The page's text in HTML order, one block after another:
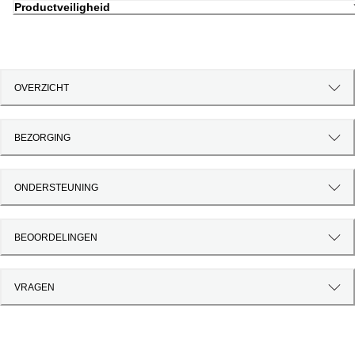
Productveiligheid
OVERZICHT
BEZORGING
ONDERSTEUNING
BEOORDELINGEN
VRAGEN